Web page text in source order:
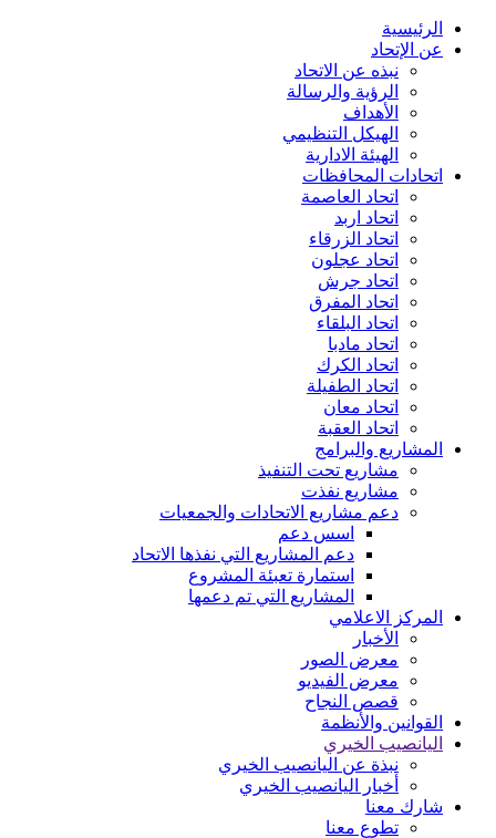
الرئيسية
عن الإتحاد
نبذه عن الاتحاد
الرؤية والرسالة
الأهداف
الهيكل التنظيمي
الهيئة الادارية
اتحادات المحافظات
اتحاد العاصمة
اتحاد اربد
اتحاد الزرقاء
اتحاد عجلون
اتحاد جرش
اتحاد المفرق
اتحاد البلقاء
اتحاد مادبا
اتحاد الكرك
اتحاد الطفيلة
اتحاد معان
اتحاد العقبة
المشاريع والبرامج
مشاريع تحت التنفيذ
مشاريع نفذت
دعم مشاريع الاتحادات والجمعيات
اسس دعم
دعم المشاريع التي نفذها الاتحاد
استمارة تعبئة المشروع
المشاريع التي تم دعمها
المركز الاعلامي
الأخبار
معرض الصور
معرض الفيديو
قصص النجاح
القوانين والأنظمة
اليانصيب الخيري
نبذة عن اليانصيب الخيري
أخبار اليانصيب الخيري
شارك معنا
تطوع معنا